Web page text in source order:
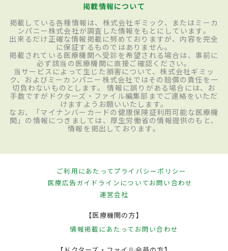
掲載情報について
掲載している各種情報は、株式会社ギミック、またはミーカ
ンパニー株式会社が調査した情報をもとにしています。
出来るだけ正確な情報掲載に努めておりますが、内容を完全
に保証するものではありません。
掲載されている医療機関へ受診を希望される場合は、事前に
必ず該当の医療機関に直接ご確認ください。
当サービスによって生じた損害について、株式会社ギミッ
ク、およびミーカンパニー株式会社ではその賠償の責任を一
切負わないものとします。 情報に誤りがある場合には、お
手数ですがドクターズ・ファイル編集部までご連絡をいただ
けますようお願いいたします。
なお、「マイナンバーカードの健康保険証利用可能な医療機
関」の情報につきましては、厚生労働省の情報提供のもと、
情報を掲出しております。
ご利用にあたってプライバシーポリシー
医療広告ガイドラインについてお問い合わせ
運営会社
【医療機関の方】
情報掲載にあたって お問い合わせ